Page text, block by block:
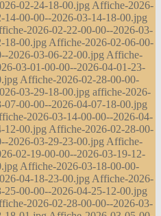
02-24-18-00.jpg Affiche-2026-
14-00-00--2026-03-14-18-00.jpg
2026-02-22-00-00--2026-03-
18-00.jpg Affiche-2026-02-06-00-
2026-03-06-22-00.jpg Affiche-
03-01-00-00--2026-04-01-23-
Affiche-2026-02-28-00-00-
03-29-18-00.jpg affiche-2026-
07-00-00--2026-04-07-18-00.jpg
2026-03-14-00-00--2026-04-
12-00.jpg Affiche-2026-02-28-00-
2026-03-29-23-00.jpg Affiche-
02-19-00-00--2026-03-19-12-
Affiche-2026-03-18-00-00-
04-18-23-00.jpg Affiche-2026-
25-00-00--2026-04-25-12-00.jpg
2026-02-28-00-00--2026-03-